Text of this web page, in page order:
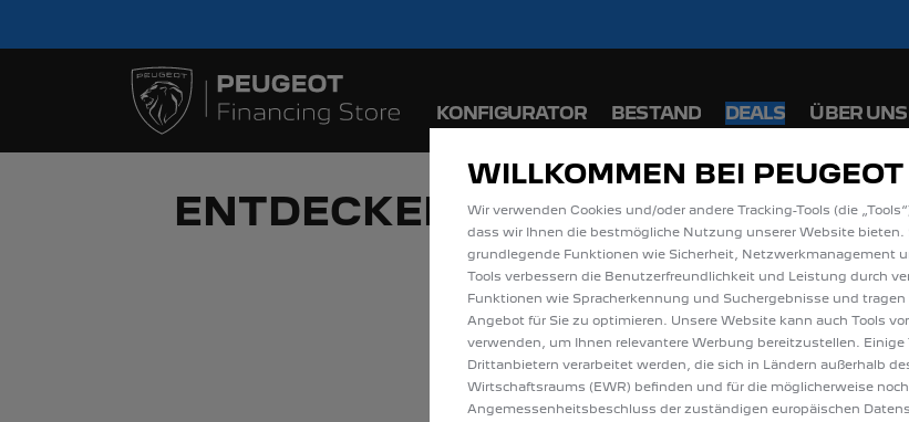
KONFIGURATOR BESTAND DEALS ÜBER UNS
ENTDECKEN SIE ALLE
NEUWAGEN IN
WILLKOMMEN BEI PEUGEOT
Wir verwenden Cookies und/oder andere Tracking-Tools (die
dass wir Ihnen die bestmögliche Nutzung unserer Website bieten.
grundlegende Funktionen wie Sicherheit, Netzwerkmanagement
Tools verbessern die Benutzerfreundlichkeit und Leistung durch
Funktionen wie Spracherkennung und Suchergebnisse und
Angebot für Sie zu optimieren. Unsere Website kann auch Tools
verwenden, um Ihnen relevantere Werbung bereitzustellen. Einige
Drittanbietern verarbeitet werden, die sich in Ländern außerhalb
Wirtschaftsraums (EWR) befinden und für die möglicherweise
Angemessenheitsbeschluss der zuständigen europäischen